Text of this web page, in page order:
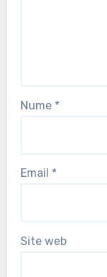
Nume *
Email *
Site web